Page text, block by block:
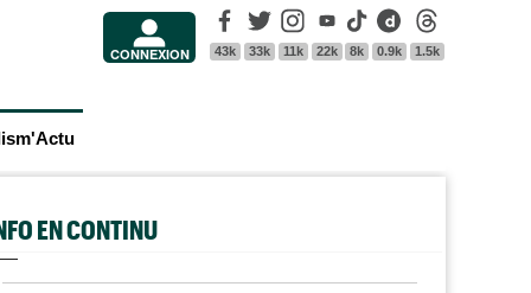
CONNEXION
Facebook
43k
Twitter
33k
Instagram
11k
Youtube
22k
Tik Tok
8k
Dailymotion
0.9k 1.5k
EN CONTINU